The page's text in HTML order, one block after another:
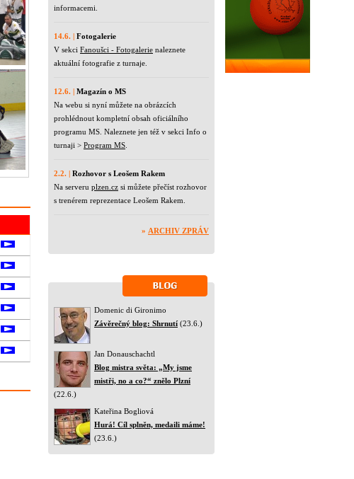
informacemi.
14.6. | Fotogalerie
V sekci Fanoušci - Fotogalerie naleznete
aktuální fotografie z turnaje.
12.6. | Magazín o MS
Na webu si nyní můžete na obrázcích
prohlédnout kompletní obsah oficiálního
programu MS. Naleznete jen též v sekci Info o
turnaji > Program MS
2.2. | Rozhovor s Leošem Rakem
Na serveru plzen.cz si můžete přečíst rozhovor
s trenérem reprezentace Leošem Rakem.
» ARCHIV ZPRÁV
Domenic di Gironimo
Závěrečný blog: Shrnutí (23.6.)
Jan Donauschachtl
Blog mistra světa: „My jsme
mistři, no a co?“ znělo Plzní
(22.6.)
Kateřina Bogliová
Hurá! Cíl splněn, medaili máme!
(23.6.)